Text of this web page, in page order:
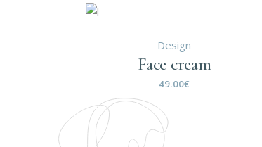
Design
Face cream
49.00€